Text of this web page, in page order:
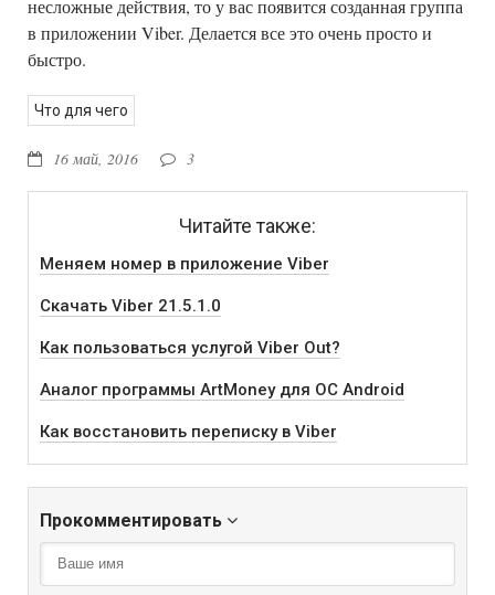
несложные действия, то у вас появится созданная группа
в приложении Viber. Делается все это очень просто и
быстро.
Что для чего
16 май, 2016 3
Читайте также:
Меняем номер в приложение Viber
Скачать Viber 21.5.1.0
Как пользоваться услугой Viber Out?
Аналог программы ArtMoney для ОС Android
Как восстановить переписку в Viber
Прокомментировать